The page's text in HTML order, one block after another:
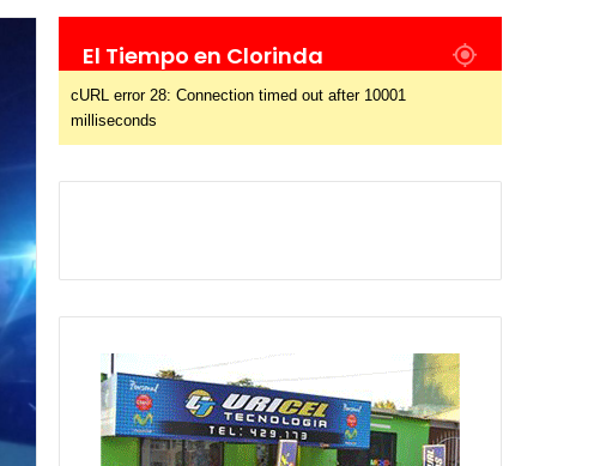
El Tiempo en Clorinda
cURL error 28: Connection timed out after 10001
milliseconds